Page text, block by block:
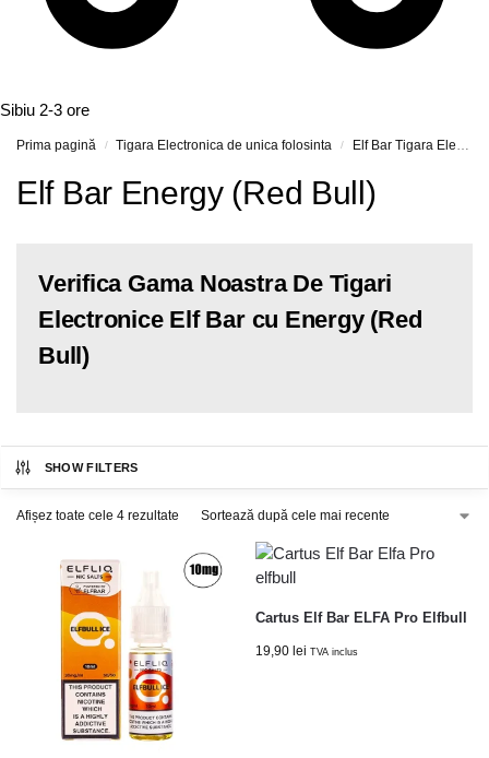
Sibiu 2-3 ore
Prima pagină / Tigara Electronica de unica folosinta / Elf Bar Tigara Electronica si Vape-uri
Elf Bar Energy (Red Bull)
Verifica Gama Noastra De Tigari
Electronice Elf Bar cu Energy (Red
Bull)
SHOW FILTERS
Afișez toate cele 4 rezultate
Cartus Elf Bar ELFA Pro Elfbull
19,90 lei TVA inclus